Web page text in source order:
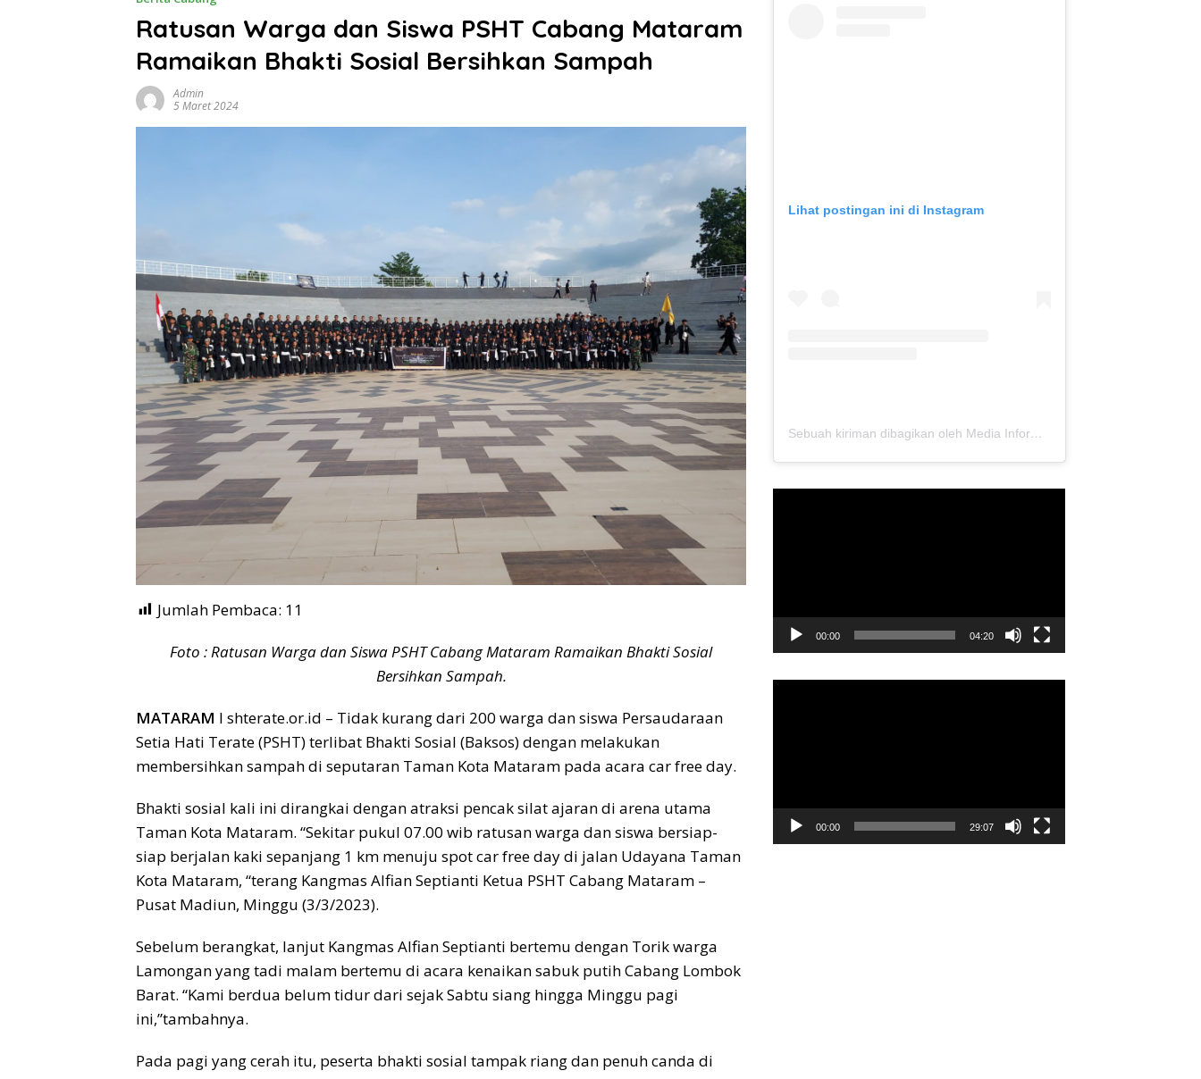
Ratusan Warga dan Siswa PSHT Cabang Mataram
Ramaikan Bhakti Sosial Bersihkan Sampah
Admin
5 Maret 2024
Jumlah Pembaca: 11
Foto : Ratusan Warga dan Siswa PSHT Cabang Mataram Ramaikan Bhakti Sosial
Bersihkan Sampah.
MATARAM I shterate.or.id – Tidak kurang dari 200 warga dan siswa Persaudaraan
Setia Hati Terate (PSHT) terlibat Bhakti Sosial (Baksos) dengan melakukan
membersihkan sampah di seputaran Taman Kota Mataram pada acara car free day.
Bhakti sosial kali ini dirangkai dengan atraksi pencak silat ajaran di arena utama
Taman Kota Mataram. “Sekitar pukul 07.00 wib ratusan warga dan siswa bersiap-
siap berjalan kaki sepanjang 1 km menuju spot car free day di jalan Udayana Taman
Kota Mataram, “terang Kangmas Alfian Septianti Ketua PSHT Cabang Mataram –
Pusat Madiun, Minggu (3/3/2023).
Sebelum berangkat, lanjut Kangmas Alfian Septianti bertemu dengan Torik warga
Lamongan yang tadi malam bertemu di acara kenaikan sabuk putih Cabang Lombok
Barat. “Kami berdua belum tidur dari sejak Sabtu siang hingga Minggu pagi
ini,”tambahnya.
Pada pagi yang cerah itu, peserta bhakti sosial tampak riang dan penuh canda di
Lihat postingan ini di Instagram
Sebuah kiriman dibagikan oleh Media Informasi Dewan Pusat Persaudaraan Setia Hati Terate (@media.dewanpusat)
00:00 04:20
00:00 29:07